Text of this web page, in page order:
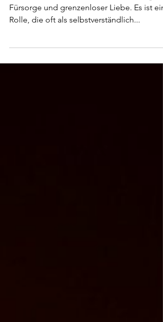
Mutter zu sein, ist eine Reise voller
Fürsorge und grenzenloser Liebe. Es ist